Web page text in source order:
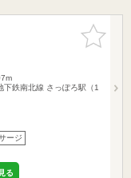
お気に入
りに追加
下鉄南北線 さっぽろ駅（1
ージ
る